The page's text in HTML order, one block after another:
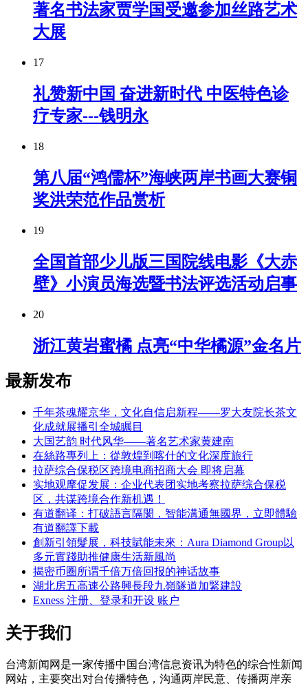
著名书法家贾学国受邀参加丝路艺术
大展
17
礼赞新中国 奋进新时代 中医特色诊
疗专家---钱明永
18
第八届“鸿儒杯”海峡两岸书画大赛铜
奖洪荣范作品赏析
19
全国首部少儿版三国院线电影《大赤
壁》小演员海选暨书法评选活动启事
20
浙江黄岩蜜橘 点亮“中华橘源”金名片
最新发布
千年茶魂耀京华，文化自信启新程——罗大友院长茶文
化成就展播引全城瞩目
大国艺韵 时代风华——著名艺术家黄建南
在絲路專列上：從敦煌到喀什的文化深度旅行
拉萨综合保税区跨境电商招商大会 即将启幕
实地观摩促发展：企业代表团实地考察拉萨综合保税
区，共谋跨境合作新机遇！
有道翻译：打破語言隔閡，智能溝通無國界，立即體驗
有道翻譯下載
創新引領髮展，科技賦能未來：Aura Diamond Group以
多元實踐助推健康生活新風尚
揭密币圈所谓千倍万倍回报的神话故事
湖北房五高速公路興長段九嶺隧道加緊建設
Exness 注册、登录和开设 账户
关于我们
台湾新闻网是一家传播中国台湾信息资讯为特色的综合性新闻
网站，主要突出对台传播特色，沟通两岸民意、传播两岸亲